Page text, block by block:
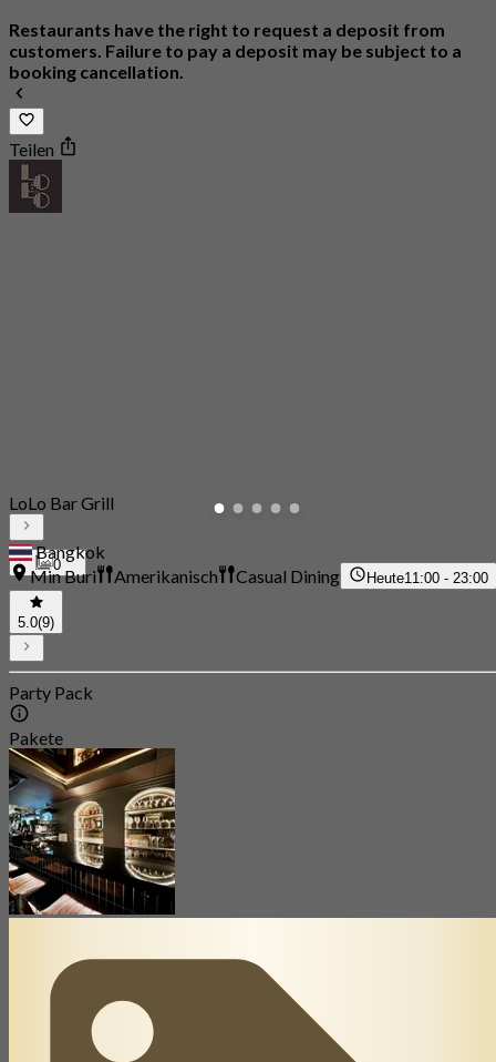
Restaurants have the right to request a deposit from
customers. Failure to pay a deposit may be subject to a
booking cancellation.
Teilen
0
LoLo Bar Grill
Bangkok
Min Buri
Amerikanisch Casual Dining Heute11:00 - 23:00
5.0(9)
Party Pack
Pakete